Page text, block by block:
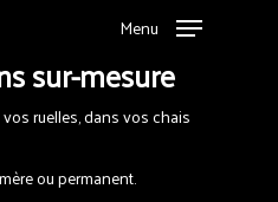
Menu
sur-mesure
ruelles, dans vos chais
ou permanent.